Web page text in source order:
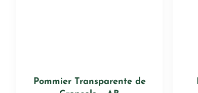
Pommier Transparente de